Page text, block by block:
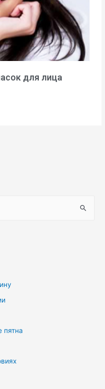
для лица
пятна